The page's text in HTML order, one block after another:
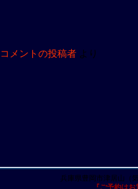
コメントの投稿者 より
兵庫県豊岡市津居山
『ご予約は